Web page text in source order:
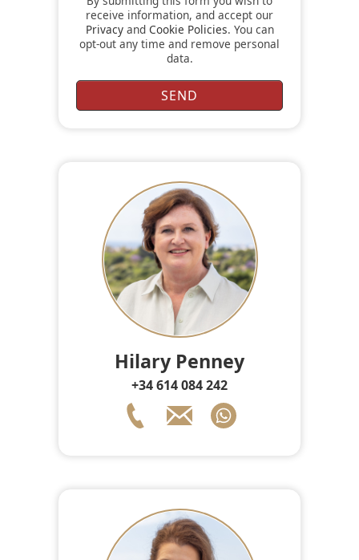
receive information, and accept our
Privacyand Cookie Policies. You can
opt-out any time and remove personal
data.
Hilary Penney
+34 614 084 242